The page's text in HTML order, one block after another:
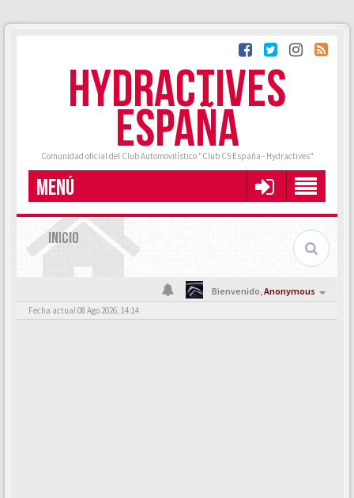
HYDRACTIVES
ESPAÑA
Comunidad oficial del Club Automovilístico "Club C5 España - Hydractives"
MENÚ
INICIO
Bienvenido,Anonymous
Fecha actual 08 Ago 2026, 14:14